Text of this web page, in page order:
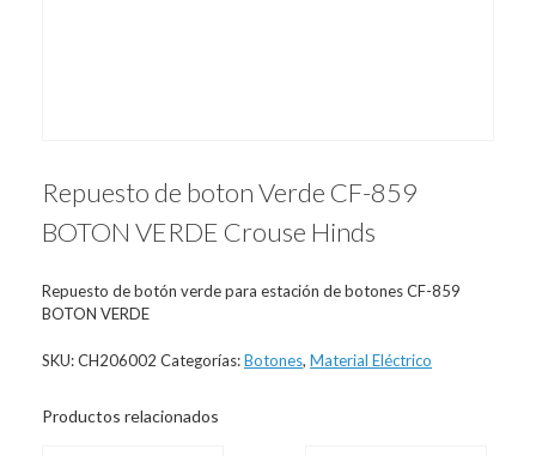
Repuesto de boton Verde CF-859
BOTON VERDE Crouse Hinds
Repuesto de botón verde para estación de botones CF-859
BOTON VERDE
SKU:CH206002 Categorías:Botones, Material Eléctrico
Productos relacionados